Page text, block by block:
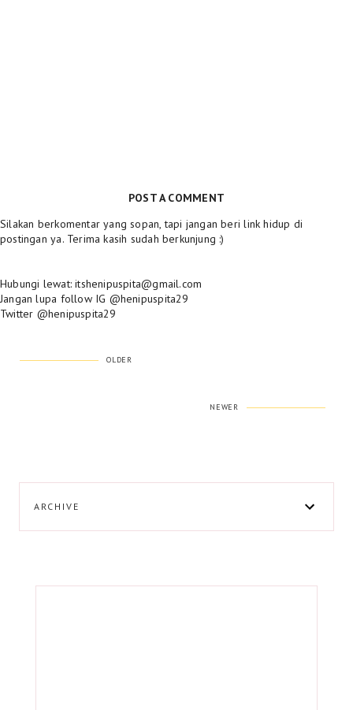
POST A COMMENT
Silakan berkomentar yang sopan, tapi jangan beri link hidup di
postingan ya. Terima kasih sudah berkunjung :)
Hubungi lewat: itshenipuspita@gmail.com
Jangan lupa follow IG @henipuspita29
Twitter @henipuspita29
OLDER
NEWER
ARCHIVE